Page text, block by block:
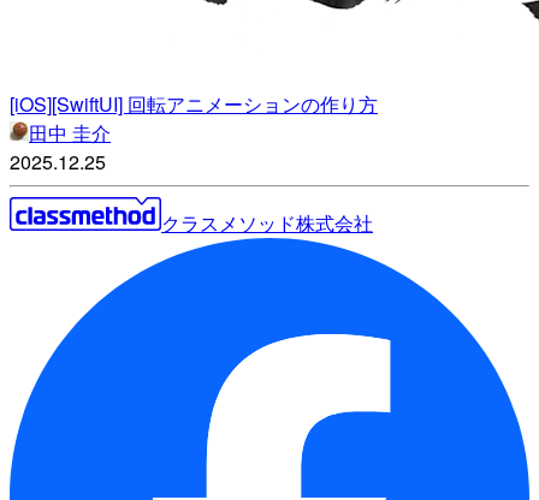
[iOS][SwiftUI] 回転アニメーションの作り方
田中 圭介
2025.12.25
クラスメソッド株式会社